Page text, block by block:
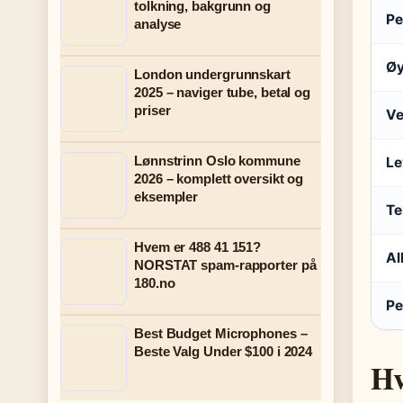
tolkning, bakgrunn og
analyse
London undergrunnskart
2025 – naviger tube, betal og
priser
Lønnstrinn Oslo kommune
2026 – komplett oversikt og
eksempler
Hvem er 488 41 151?
NORSTAT spam-rapporter på
180.no
Best Budget Microphones –
Beste Valg Under $100 i 2024